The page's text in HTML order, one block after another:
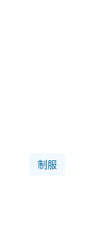
制服